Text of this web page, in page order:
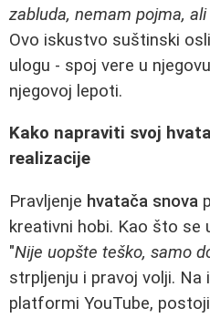
zabluda, nemam pojma,
Ovo iskustvo suštinski
ulogu - spoj vere u
njegovoj lepoti.
Kako napraviti svoj
realizacije
Pravljenje hvatača snova
kreativni hobi. Kao što se
"Nije uopšte teško, samo
strpljenju i pravoj volji.
platformi YouTube,